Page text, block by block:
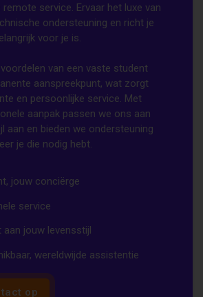
service. Ervaar het luxe van
ondersteuning en richt je
voor je is.
van een vaste student
aanspreekpunt, wat zorgt
en persoonlijke service. Met
aanpak passen we ons aan
aan en bieden we ondersteuning
je die nodig hebt.
jouw conciërge
service
aan jouw levensstijl
wereldwijde assistentie
op